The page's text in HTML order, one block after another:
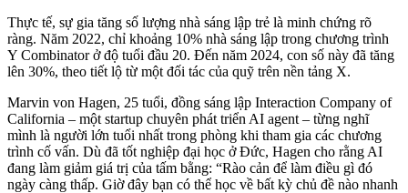
Thực tế, sự gia tăng số lượng nhà sáng lập trẻ là minh chứng rõ
ràng. Năm 2022, chỉ khoảng 10% nhà sáng lập trong chương trình
Y Combinator ở độ tuổi đầu 20. Đến năm 2024, con số này đã tăng
lên 30%, theo tiết lộ từ một đối tác của quỹ trên nền tảng X.
Marvin von Hagen, 25 tuổi, đồng sáng lập Interaction Company of
California – một startup chuyên phát triển AI agent – từng nghĩ
mình là người lớn tuổi nhất trong phòng khi tham gia các chương
trình cố vấn. Dù đã tốt nghiệp đại học ở Đức, Hagen cho rằng AI
đang làm giảm giá trị của tấm bằng: “Rào cản để làm điều gì đó
ngày càng thấp. Giờ đây bạn có thể học về bất kỳ chủ đề nào nhanh